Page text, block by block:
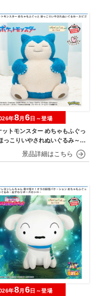
ットモンスター めちゃもふぐっ
っこりいやされぬいぐるみ～カ
年8月 6日～登場
年8月 6日～登場